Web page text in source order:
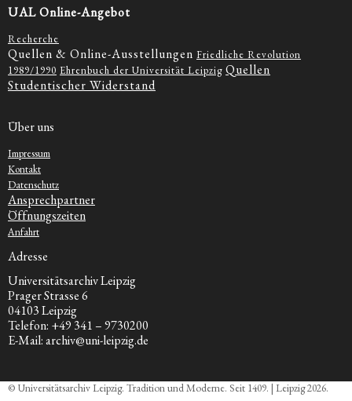
UAL Online-Angebot
Recherche
Quellen & Online-Ausstellungen Friedliche Revolution
1989/1990 Ehrenbuch der Universität Leipzig Quellen
Studentischer Widerstand
Über uns
Impressum
Kontakt
Datenschutz
Ansprechpartner
Öffnungszeiten
Anfahrt
Adresse
Universitätsarchiv Leipzig
Prager Strasse 6
04103 Leipzig
Telefon: +49 341 – 9730200
E-Mail: archiv@uni-leipzig.de
© Universitätsarchiv Leipzig. Tradition und Moderne. Seit 1409. | Leipzig 2026.